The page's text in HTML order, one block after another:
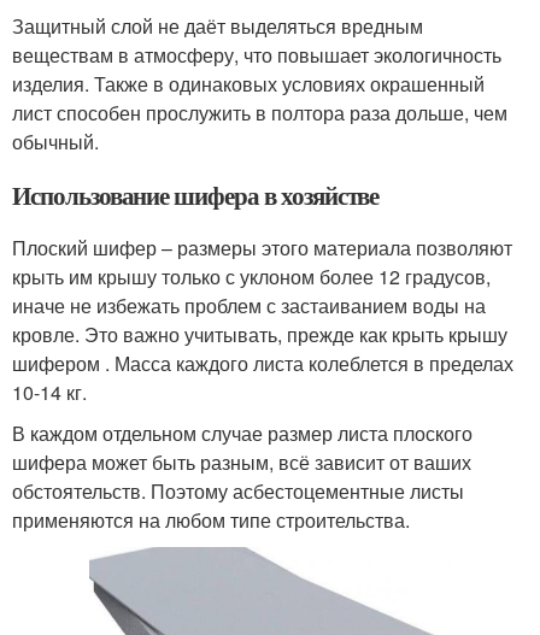
Защитный слой не даёт выделяться вредным
веществам в атмосферу, что повышает экологичность
изделия. Также в одинаковых условиях окрашенный
лист способен прослужить в полтора раза дольше, чем
обычный.
Использование шифера в хозяйстве
Плоский шифер – размеры этого материала позволяют
крыть им крышу только с уклоном более 12 градусов,
иначе не избежать проблем с застаиванием воды на
кровле. Это важно учитывать, прежде как крыть крышу
шифером . Масса каждого листа колеблется в пределах
10-14 кг.
В каждом отдельном случае размер листа плоского
шифера может быть разным, всё зависит от ваших
обстоятельств. Поэтому асбестоцементные листы
применяются на любом типе строительства.